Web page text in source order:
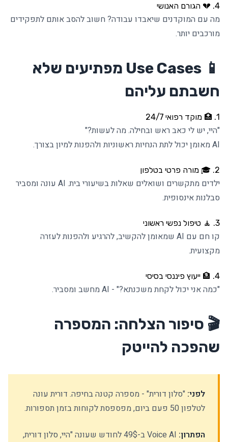
4. 💔 הגורם האנושי
מה עם המוקדנים שיאבדו עבודה? חשוב להסב אותם לתפקידים
מורכבים יותר.
📱 Use Cases מפתיעים שלא
חשבתם עליהם
1. 🏥 מוקד רפואי 24/7
"היי, יש לי כאב ראש ובחילה. מה לעשות?"
AI מאומן יכול לתת הנחיות ראשוניות ולהפנות למיון בצורך.
2. 🎓 מורה פרטי בטלפון
ילדים מתקשרים ושואלים שאלות בשיעורי בית. AI עונה ומסביר
סבלנות אינסופית.
3. 🧘 טיפול נפשי ראשוני
קו חם עם AI שמאומן להקשיב, להרגיע ולהפנות לעזרה
מקצועית.
4. 🏦 ייעוץ פיננסי בסיסי
"כמה אני יכול לקחת משכנתא?" - AI מחשב ומסביר.
🎬 סיפור הצלחה: המספרה
שהפכה להייטק
לפני: "סלון דורית" - מספרה קטנה בחיפה. דורית עונה
לטלפון 50 פעם ביום, מפספסת לקוחות בזמן תספורות.
הפתרון:
Voice AI ב-49$ לחודש שעונה "היי, סלון דורית,